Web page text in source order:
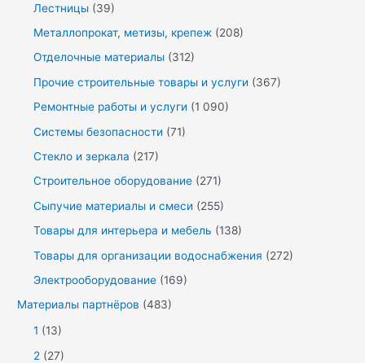
Лестницы (39)
Металлопрокат, метизы, крепеж (208)
Отделочные материалы (312)
Прочие строительные товары и услуги (367)
Ремонтные работы и услуги (1 090)
Системы безопасности (71)
Стекло и зеркала (217)
Строительное оборудование (271)
Сыпучие материалы и смеси (255)
Товары для интерьера и мебель (138)
Товары для организации водоснабжения (272)
Электрооборудование (169)
Материалы партнёров (483)
1 (13)
2 (27)